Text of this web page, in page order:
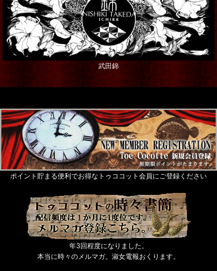
武田錦
ポイント貯まる便利でお得なトゥココット会員にご登録ください
年3回程度になりました。
本当に時々のメルマガ。淑女電報おくります。